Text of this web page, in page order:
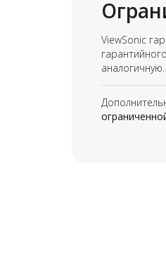
ViewSonic